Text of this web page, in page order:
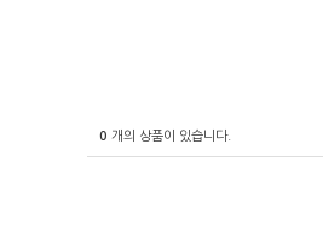
0 개의 상품이 있습니다.